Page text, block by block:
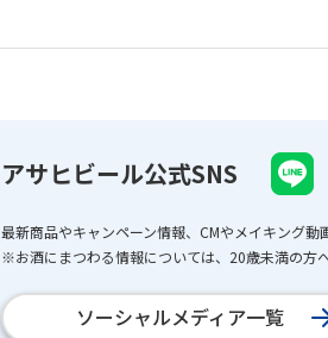
アサヒビール公式SNS
最新商品やキャンペーン情報、CMやメイキング動
※お酒にまつわる情報については、20歳未満の方
ソーシャルメディア一覧